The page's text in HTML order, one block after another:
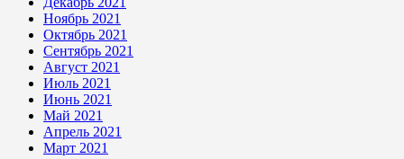
Ноябрь 2021
Октябрь 2021
Сентябрь 2021
Август 2021
Июль 2021
Июнь 2021
Май 2021
Апрель 2021
Март 2021